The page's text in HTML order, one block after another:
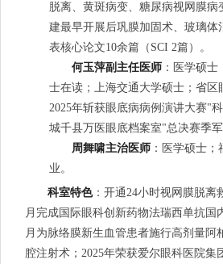
脱离、黄斑病变、糖尿病视网膜病
建最早开展后巩膜加固术、玻璃体
表核心论文10余篇（SCI 2篇）。
何玉萍副主任医师 ：医学硕
士在读；上海交通大学硕士；省区
2025年斩获眼底病病例演讲大赛"
城千县万医眼底档案室"总决赛季军
周舞啸主治医师 ：医学硕士
业。
科室特色：开通24小时视网膜脱离
月完成国际眼科创新药物法瑞西单抗国
月为脉络膜新生血管患者施行高剂量阿
腔注射术；2025年荣获爱尔眼科医院集